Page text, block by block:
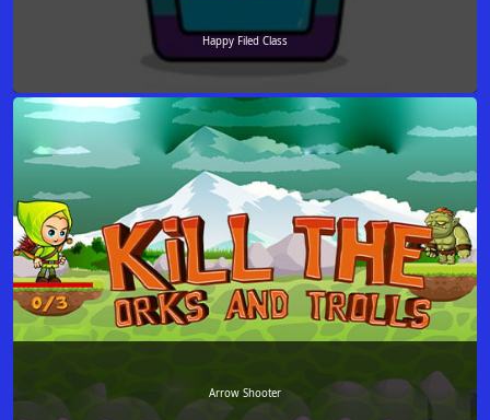
Happy Filed Class
Arrow Shooter